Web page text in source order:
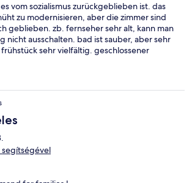
vom sozialismus zurückgeblieben ist. das
zu modernisieren, aber die zimmer sind
geblieben. zb. fernseher sehr alt, kann man
nicht ausschalten. bad ist sauber, aber sehr
sehr vielfältig. geschlossener
wenig autos und für extra geld. es gibt viel
nächstesmal nicht wählen.
segítségével